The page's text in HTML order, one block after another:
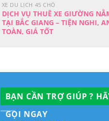
XE DU LỊCH 45 CHỖ
DỊCH VỤ THUÊ XE GIƯỜNG
TẠI BẮC GIANG – TIỆN NGHI,
TOÀN, GIÁ TỐT
BẠN CẦN TRỢ GIÚP ?
GỌI NGAY